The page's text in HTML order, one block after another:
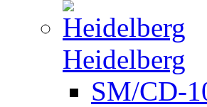
Heidelberg
SM/CD-